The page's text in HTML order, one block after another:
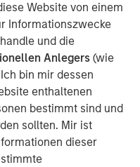
Website von einem
Informationszwecke
und die
Anlegers(wie
bin mir dessen
enthaltenen
bestimmt sind und
sollten. Mir ist
dieser
remains the
been successful in
niche within the
of Breitenfeld AG. “We
years and have an